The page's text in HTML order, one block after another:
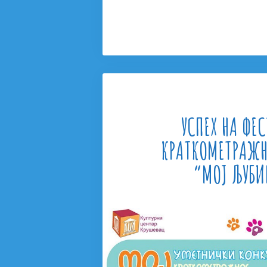
Песму
УСПЕХ НА
“МОЈ